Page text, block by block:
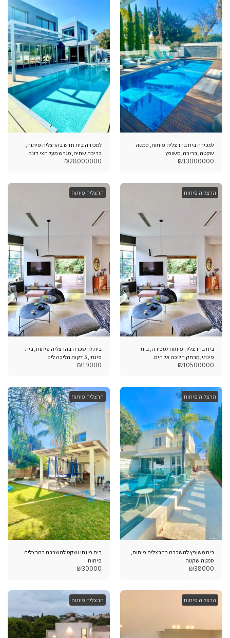
למכירה בית בהרצליה פיתוח, סמטה
שקטה, בריכה, משופץ
₪13000000
למכירה בית חדש בהרצליה פיתוח,
בריכת שחיה, מגרש מעל חצי דונם
₪28000000
הרצליה פיתוח
בית בהרצליה פיתוח למכירה, בית
פינתי, מרחק הליכה אל הים.
₪10500000
הרצליה פיתוח
בית להשכרה בהרצליה פיתוח, בית
פינתי, 5 דקות הליכה לים
₪19000
הרצליה פיתוח
בית משופץ להשכרה בהרצליה פיתוח,
סמטה שקטה
₪38000
הרצליה פיתוח
בית פינתי ושקט להשכרה בהרצליה
פיתוח
₪30000
הרצליה פיתוח הרצליה פיתוח